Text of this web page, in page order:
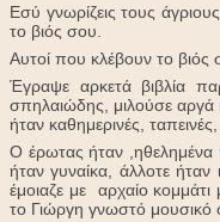
Εσύ γνωρίζεις τους
το βιός σου.
Αυτοί που κλέβουν το βιός
Έγραψε αρκετά βιβλία
σπηλαιώδης, μιλούσε αργά
ήταν καθημερινές,
Ο έρωτας ήταν ,ηθελημένα
ήταν γυναίκα, άλλοτε
έμοιαζε με αρχαίο
το Γιώργη γνωστό μουσικό